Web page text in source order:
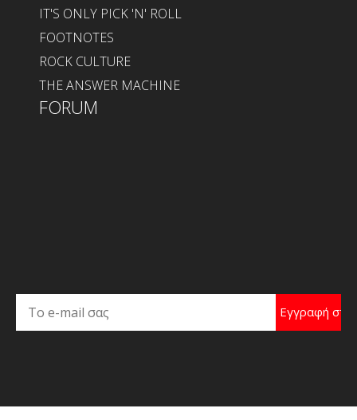
IT'S ONLY PICK 'N' ROLL
FOOTNOTES
ROCK CULTURE
THE ANSWER MACHINE
FORUM